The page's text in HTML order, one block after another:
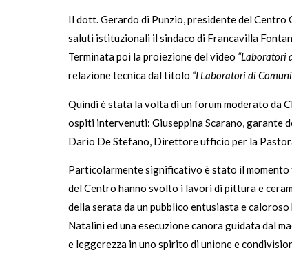
Il dott. Gerardo di Punzio, presidente del
saluti istituzionali il sindaco di Francavilla
Terminata poi la proiezione del video “Laboratori
relazione tecnica dal titolo “I Laboratori di
Quindi è stata la volta di un forum moderato da
ospiti intervenuti: Giuseppina Scarano, garante
Dario De Stefano, Direttore ufficio per la
Particolarmente significativo è stato il
del Centro hanno svolto i lavori di pittura e
della serata da un pubblico entusiasta e
Natalini ed una esecuzione canora guidata dal
e leggerezza in uno spirito di unione e